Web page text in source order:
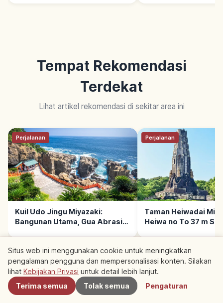
Tempat Rekomendasi
Terdekat
Lihat artikel rekomendasi di sekitar area ini
Perjalanan
Kuil Udo Jingu Miyazaki:
Bangunan Utama, Gua Abrasi
Perjalanan
Taman Heiwadai
Heiwa no To 37 m
BACA SELANJUTNYA →
Terdekat
Situs web ini menggunakan cookie untuk meningkatkan
pengalaman pengguna dan mempersonalisasi konten. Silakan
lihat Kebijakan Privasi untuk detail lebih lanjut.
Terima semua
Tolak semua Pengaturan